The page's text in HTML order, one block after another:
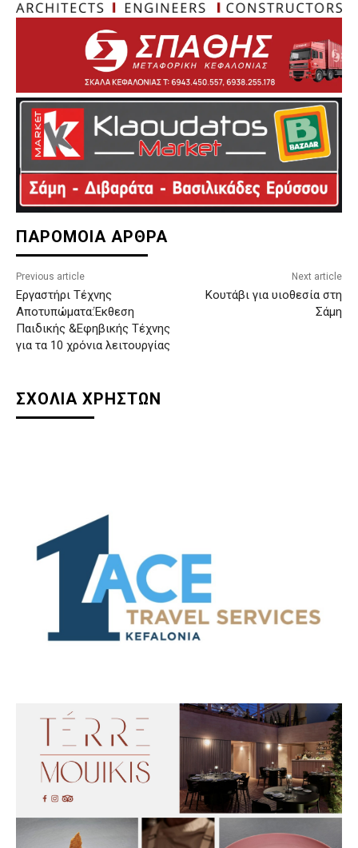
ΠΑΡΟΜΟΙΑ ΑΡΘΡΑ
Previous article
Εργαστήρι Τέχνης
Αποτυπώματα:Έκθεση
Παιδικής &Εφηβικής Τέχνης
για τα 10 χρόνια λειτουργίας
Next article
Κουτάβι για υιοθεσία στη
Σάμη
ΣΧΟΛΙΑ ΧΡΗΣΤΩΝ